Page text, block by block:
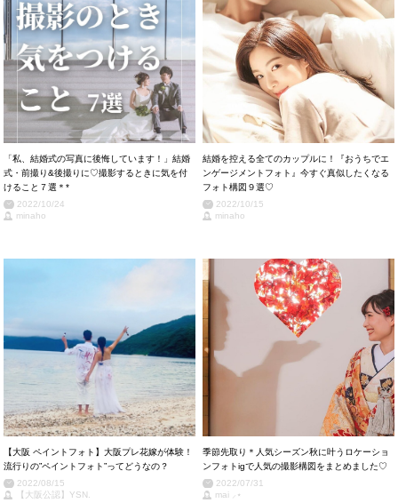
「私、結婚式の写真に後悔しています！」結婚
式・前撮り&後撮りに♡撮影するときに気を付
けること７選＊*
2022/10/24
minaho
結婚を控える全てのカップルに！『おうちでエ
ンゲージメントフォト』今すぐ真似したくなる
フォト構図９選♡
2022/10/15
minaho
【大阪 ペイントフォト】大阪プレ花嫁が体験！
流行りの”ペイントフォト”ってどうなの？
2022/08/15
【大阪公認】YSN.
季節先取り＊人気シーズン秋に叶うロケーショ
ンフォトigで人気の撮影構図をまとめました♡
2022/07/31
mai ⸝⋆